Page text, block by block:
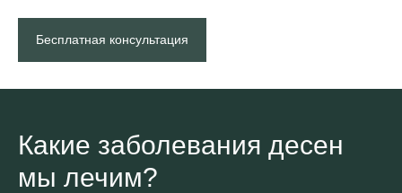
Бесплатная консультация
Какие заболевания десен
мы лечим?